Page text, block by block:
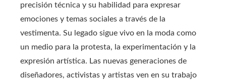
precisión técnica y su habilidad para expresar
emociones y temas sociales a través de la
vestimenta. Su legado sigue vivo en la moda como
un medio para la protesta, la experimentación y la
expresión artística. Las nuevas generaciones de
diseñadores, activistas y artistas ven en su trabajo